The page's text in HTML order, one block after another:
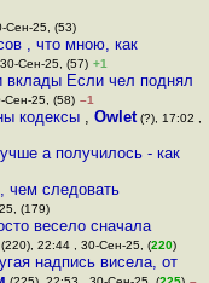
Сен-25, (53)
, что мною, как
Сен-25, (57) +1
вклады Если чел поднял
Сен-25, (58) –1
кодексы , Owlet(?), 17:02 ,
а получилось - как
чем следовать
(179)
весело сначала
(220), 22:44 , 30-Сен-25, (220)
надпись висела, от